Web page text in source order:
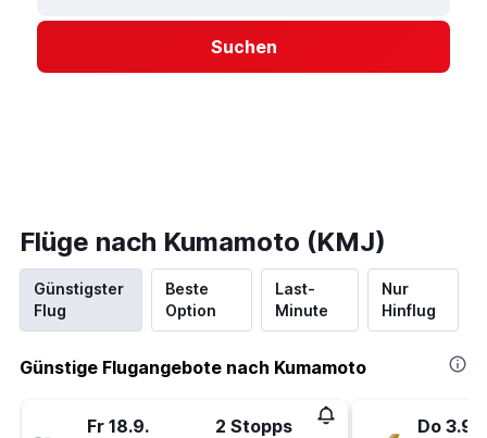
Suchen
Flüge nach Kumamoto (KMJ)
Günstigster
Flug
Beste
Option
Last-
Minute
Nur
Hinflug
Günstige Flugangebote nach Kumamoto
Fr 18.9. 2 Stopps Do 3.9.